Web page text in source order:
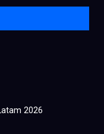
2026